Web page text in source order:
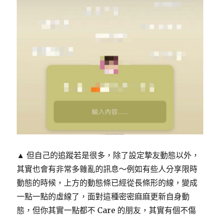
▲ 但自己的追蹤若是很多，除了設定摯友動態以外，
其實也會有非常多雜亂的訊息～例如有些人分享限時
動態的時候，上方的動態條已經從長條形的線，變成
一點一點的虛線了，面對這種密密麻麻更新自身動
態，但你其實一點都不 Care 的朋友，其實有個不傷